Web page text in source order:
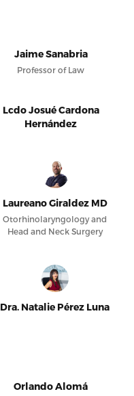
Jaime Sanabria
Professor of Law
Lcdo Josué Cardona
Hernández
Laureano Giraldez MD
Otorhinolaryngology and
Head and Neck Surgery
Dra. Natalie Pérez Luna
Orlando Alomá